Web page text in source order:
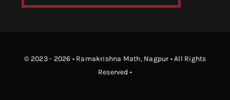
© 2023 - 2026 • Ramakrishna Math, Nagpur • All Rights
Reserved •